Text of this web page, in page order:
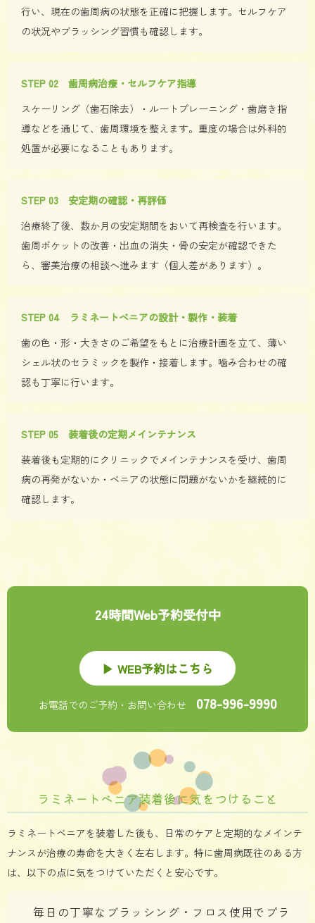
行い、現在の歯周病の状態を正確に把握します。セルフケア
の状況やブラッシング習慣も確認します。
STEP 02 歯周病治療・セルフケア指導
スケーリング（歯石除去）・ルートプレーニング・歯磨き指
導などを通じて、歯周環境を整えます。重度の場合は外科的
処置が必要になることもあります。
STEP 03 安定期の確認・再評価
治療終了後、数か月の安定期間をおいて再検査を行います。
歯周ポケットの改善・出血の消失・骨の安定が確認できた
ら、審美治療の相談へ進みます（個人差があります）。
STEP 04 ラミネートベニアの設計・製作・装着
歯の色・形・大きさのご希望をもとに治療計画を立て、薄い
シェル状のセラミックを製作・接着します。噛み合わせの確
認も丁寧に行います。
STEP 05 装着後の定期メインテナンス
装着後も定期的にクリニックでメインテナンスを受け、歯周
病の再発がないか・ベニアの状態に問題がないかを継続的に
確認します。
24時間Web予約受付中
▶ WEB予約はこちら
お電話でのご予約・お問い合わせ 078-996-9990
ラミネートベニア装着後に気をつけること
ラミネートベニアを装着した後も、日常のケアと定期的なメインテ
ナンスが治療の寿命を大きく左右します。特に歯周病既往のある方
は、以下の点に気をつけていただくと安心です。
毎日の丁寧なブラッシング・フロス使用でプラ